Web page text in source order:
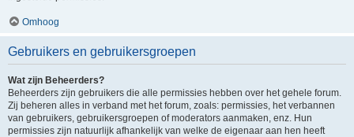
Omhoog
Gebruikers en gebruikersgroepen
Wat zijn Beheerders?
Beheerders zijn gebruikers die alle permissies hebben over het gehele forum.
Zij beheren alles in verband met het forum, zoals: permissies, het verbannen
van gebruikers, gebruikersgroepen of moderators aanmaken, enz. Hun
permissies zijn natuurlijk afhankelijk van welke de eigenaar aan hen heeft